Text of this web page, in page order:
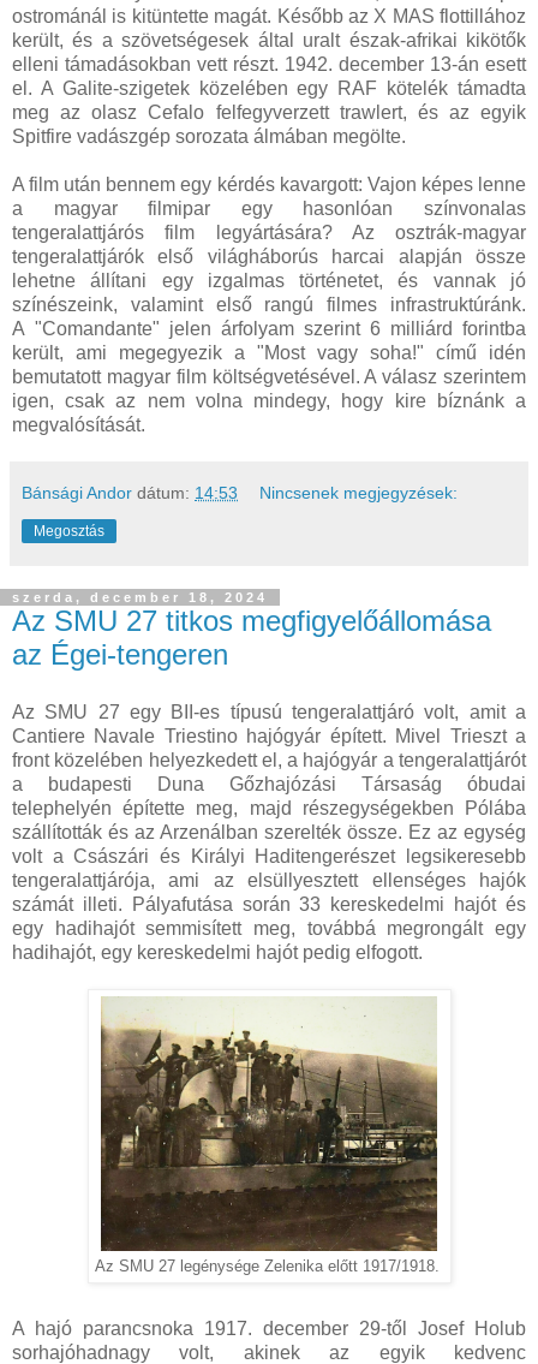
ostrománál is kitüntette magát. Később az X MAS flottillához
került, és a szövetségesek által uralt észak-afrikai kikötők
elleni támadásokban vett részt. 1942. december 13-án esett
el. A Galite-szigetek közelében egy RAF kötelék támadta
meg az olasz Cefalo felfegyverzett trawlert, és az egyik
Spitfire vadászgép sorozata álmában megölte.
A film után bennem egy kérdés kavargott: Vajon képes lenne
a magyar filmipar egy hasonlóan színvonalas
tengeralattjárós film legyártására? Az osztrák-magyar
tengeralattjárók első világháborús harcai alapján össze
lehetne állítani egy izgalmas történetet, és vannak jó
színészeink, valamint első rangú filmes infrastruktúránk.
A "Comandante" jelen árfolyam szerint 6 milliárd forintba
került, ami megegyezik a "Most vagy soha!" című idén
bemutatott magyar film költségvetésével. A válasz szerintem
igen, csak az nem volna mindegy, hogy kire bíznánk a
megvalósítását.
Bánsági Andor dátum: 14:53 Nincsenek megjegyzések:
Megosztás
szerda, december 18, 2024
Az SMU 27 titkos megfigyelőállomása
az Égei-tengeren
Az SMU 27 egy BII-es típusú tengeralattjáró volt, amit a
Cantiere Navale Triestino hajógyár épített. Mivel Trieszt a
front közelében helyezkedett el, a hajógyár a tengeralattjárót
a budapesti Duna Gőzhajózási Társaság óbudai
telephelyén építette meg, majd részegységekben Pólába
szállították és az Arzenálban szerelték össze. Ez az egység
volt a Császári és Királyi Haditengerészet legsikeresebb
tengeralattjárója, ami az elsüllyesztett ellenséges hajók
számát illeti. Pályafutása során 33 kereskedelmi hajót és
egy hadihajót semmisített meg, továbbá megrongált egy
hadihajót, egy kereskedelmi hajót pedig elfogott.
Az SMU 27 legénysége Zelenika előtt 1917/1918.
A hajó parancsnoka 1917. december 29-től Josef Holub
sorhajóhadnagy volt, akinek az egyik kedvenc